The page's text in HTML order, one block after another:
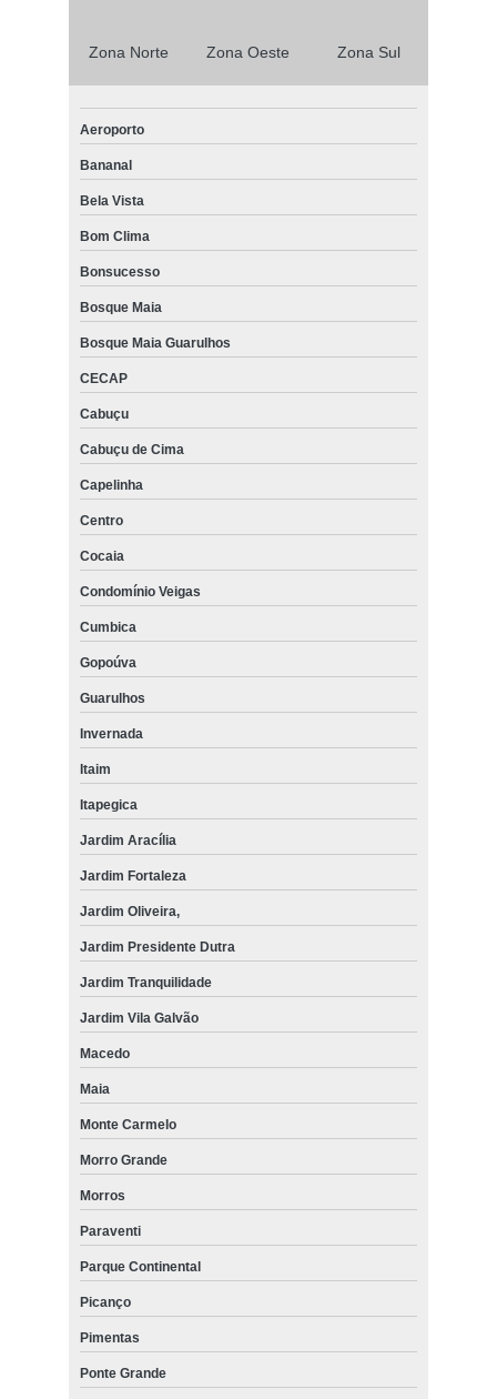
Zona Norte Zona Oeste Zona Sul
Aeroporto
Bananal
Bela Vista
Bom Clima
Bonsucesso
Bosque Maia
Bosque Maia Guarulhos
CECAP
Cabuçu
Cabuçu de Cima
Capelinha
Centro
Cocaia
Condomínio Veigas
Cumbica
Gopoúva
Guarulhos
Invernada
Itaim
Itapegica
Jardim Aracília
Jardim Fortaleza
Jardim Oliveira,
Jardim Presidente Dutra
Jardim Tranquilidade
Jardim Vila Galvão
Macedo
Maia
Monte Carmelo
Morro Grande
Morros
Paraventi
Parque Continental
Picanço
Pimentas
Ponte Grande